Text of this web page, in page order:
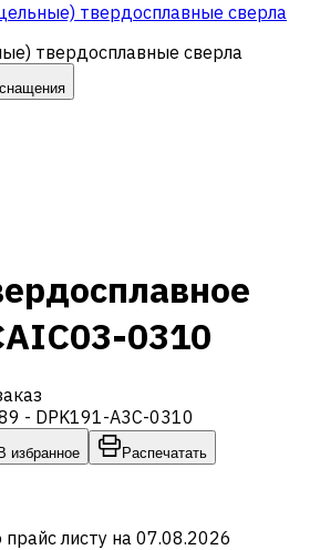
твердосплавные сверла
твердосплавные сверла
0310
- DPK191-A3C-0310
В избранное Распечатать
листу на 07.08.2026